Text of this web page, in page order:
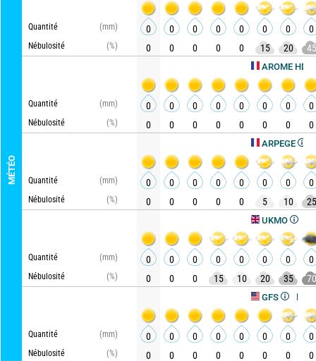
MÉTÉO
Quantité
(mm)
Nébulosité
(%)
AROME HD
Quantité
(mm)
Nébulosité
(%)
ARPEGE
Quantité
(mm)
Nébulosité
(%)
UKMO
Quantité
(mm)
Nébulosité
(%)
Actualisé,
Quantité
(mm)
Nébulosité
(%)
0 0 0 0 0 0 0
0
0
0 0 0 0 15 20 45
0 0 0 0 0 0 0
0
0
0 0 0 0 0 0 0
0 0 0 0 0 0 0
0
0
0 0 0 0 5 10 25
0 0 0 0 0 0 0
0
0
0 0 15 10 20 35 70
0 0 0 0 0 0 0
0
0
0 0 0 0 0 0 0